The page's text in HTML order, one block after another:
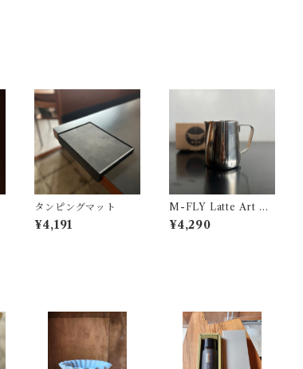
タンピングマット
¥4,191
M-FLY Latte Art Pit
cher / 12oz 目盛り付
きミルクピッチャー
¥4,290